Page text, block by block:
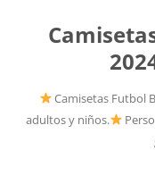
Camisetas Futbol
adultos y niños.